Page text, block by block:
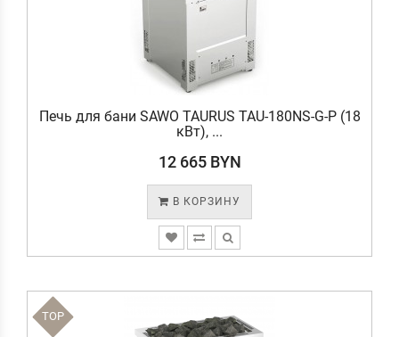
Печь для бани SAWO TAURUS TAU-180NS-G-P (18
кВт), ...
12 665 BYN
В КОРЗИНУ
TOP